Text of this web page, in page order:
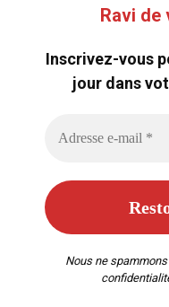
Ravi de
Inscrivez-vous
jour dans
Nous ne